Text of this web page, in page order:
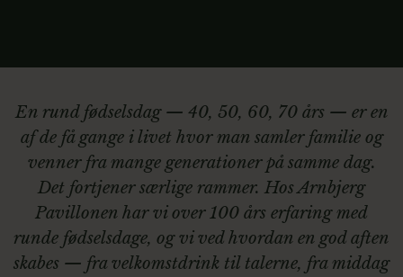
En rund fødselsdag — 40, 50, 60, 70 års — er en
af de få gange i livet hvor man samler familie og
venner fra mange generationer på samme dag.
Det fortjener særlige rammer. Hos Arnbjerg
Pavillonen har vi over 100 års erfaring med
runde fødselsdage, og vi ved hvordan en god aften
skabes — fra velkomstdrink til talerne, fra middag